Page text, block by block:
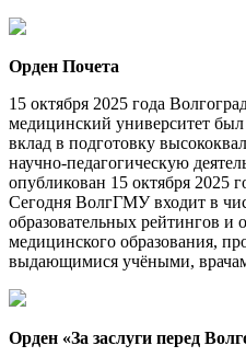
Орден Почета
15 октября 2025 года
медицинский университет
вклад в подготовку
научно-педагогическую
опубликован 15 октября 2025
Сегодня ВолгГМУ входит в
образовательных рейтингов и
медицинского образования,
выдающимися учёными,
Орден «За заслуги перед